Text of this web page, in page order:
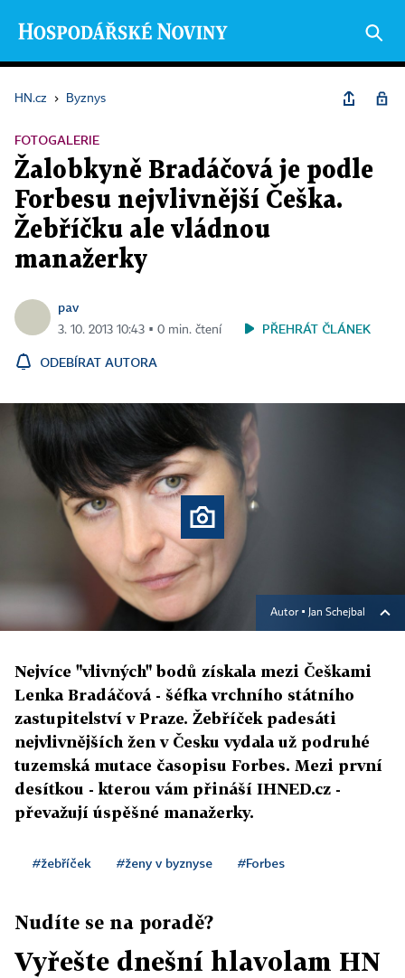
HN.cz › Byznys
FOTOGALERIE
Žalobkyně Bradáčová je podle
Forbesu nejvlivnější Češka.
Žebříčku ale vládnou
manažerky
pav
3. 10. 2013 10:43 ▪ 0 min. čtení PŘEHRÁT ČLÁNEK
ODEBÍRAT AUTORA
Autor ▪ Jan Schejbal
Nejvíce "vlivných" bodů získala mezi Češkami
Lenka Bradáčová - šéfka vrchního státního
zastupitelství v Praze. Žebříček padesáti
nejvlivnějších žen v Česku vydala už podruhé
tuzemská mutace časopisu Forbes. Mezi první
desítkou - kterou vám přináší IHNED.cz -
převažují úspěšné manažerky.
#žebříček #ženy v byznyse #Forbes
Nudíte se na poradě?
Vyřešte dnešní hlavolam HN